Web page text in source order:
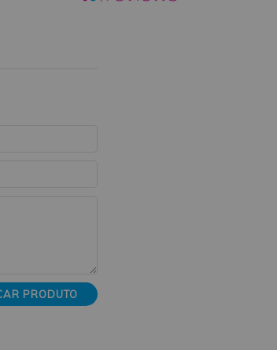
PRODUTO